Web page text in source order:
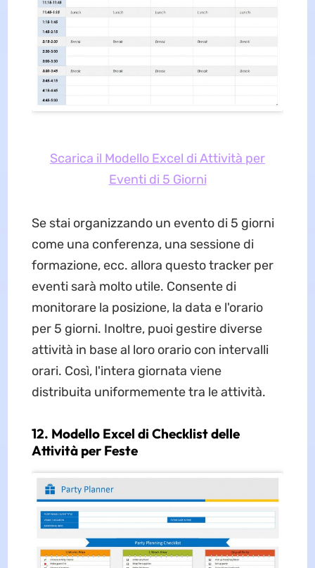
Scarica il Modello Excel di Attività per
Eventi di 5 Giorni
Se stai organizzando un evento di 5 giorni
come una conferenza, una sessione di
formazione, ecc. allora questo tracker per
eventi sarà molto utile. Consente di
monitorare la posizione, la data e l'orario
per 5 giorni. Inoltre, puoi gestire diverse
attività in base al loro orario con intervalli
orari. Così, l'intera giornata viene
distribuita uniformemente tra le attività.
12. Modello Excel di Checklist delle
Attività per Feste